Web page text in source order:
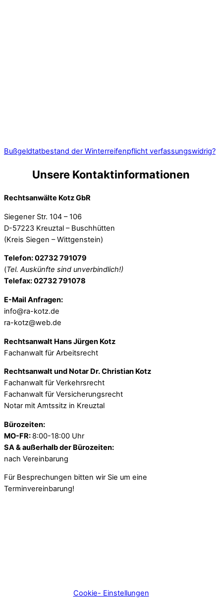
Bußgeldtatbestand der Winterreifenpflicht verfassungswidrig?
Unsere Kontaktinformationen
Rechtsanwälte Kotz GbR
Siegener Str. 104 – 106
D-57223 Kreuztal – Buschhütten
(Kreis Siegen – Wittgenstein)
Telefon: 02732 791079
(Tel. Auskünfte sind unverbindlich!)
Telefax: 02732 791078
E-Mail Anfragen:
info@ra-kotz.de
ra-kotz@web.de
Rechtsanwalt Hans Jürgen Kotz
Fachanwalt für Arbeitsrecht
Rechtsanwalt und Notar Dr. Christian Kotz
Fachanwalt für Verkehrsrecht
Fachanwalt für Versicherungsrecht
Notar mit Amtssitz in Kreuztal
Bürozeiten:
MO-FR: 8:00-18:00 Uhr
SA & außerhalb der Bürozeiten:
nach Vereinbarung
Für Besprechungen bitten wir Sie um eine
Terminvereinbarung!
Cookie- Einstellungen